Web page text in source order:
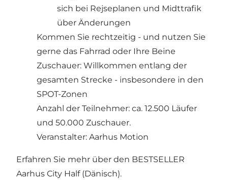
sich bei Rejseplanen und Midttrafik
über Änderungen
Kommen Sie rechtzeitig - und nutzen Sie
gerne das Fahrrad oder Ihre Beine
Zuschauer: Willkommen entlang der
gesamten Strecke - insbesondere in den
SPOT-Zonen
Anzahl der Teilnehmer: ca. 12.500 Läufer
und 50.000 Zuschauer.
Veranstalter: Aarhus Motion
Erfahren Sie mehr über den BESTSELLER
Aarhus City Half(Dänisch).